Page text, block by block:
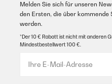
Melden Sie sich für unseren
den Ersten, die über
werden.
*Der 10 € Rabatt ist nicht mit anderen
Mindestbestellwert 100 €.